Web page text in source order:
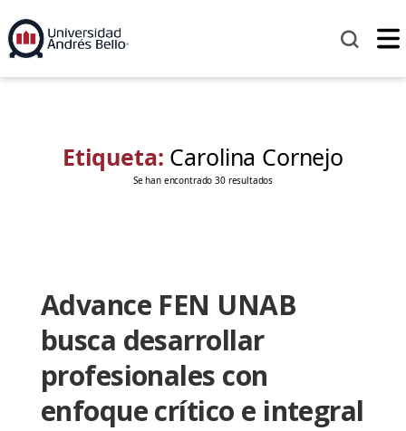
Etiqueta: Carolina Cornejo
Se han encontrado 30 resultados
Advance FEN UNAB
busca desarrollar
profesionales con
enfoque crítico e integral